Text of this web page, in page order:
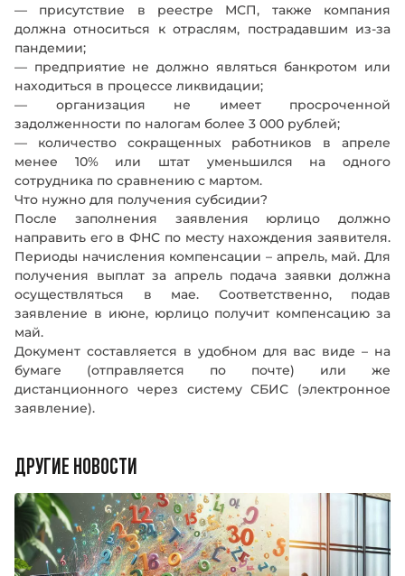
— присутствие в реестре МСП, также компания
должна относиться к отраслям, пострадавшим из-за
пандемии;
— предприятие не должно являться банкротом или
находиться в процессе ликвидации;
— организация не имеет просроченной
задолженности по налогам более 3 000 рублей;
— количество сокращенных работников в апреле
менее 10% или штат уменьшился на одного
сотрудника по сравнению с мартом.
Что нужно для получения субсидии?
После заполнения заявления юрлицо должно
направить его в ФНС по месту нахождения заявителя.
Периоды начисления компенсации – апрель, май. Для
получения выплат за апрель подача заявки должна
осуществляться в мае. Соответственно, подав
заявление в июне, юрлицо получит компенсацию за
май.
Документ составляется в удобном для вас виде – на
бумаге (отправляется по почте) или же
дистанционного через систему СБИС (электронное
заявление).
ДРУГИЕ НОВОСТИ